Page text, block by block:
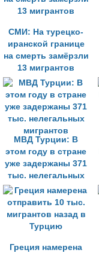
СМИ: На турецко-
иранской границе
на смерть замёрзли
13 мигрантов
МВД Турции: В
этом году в стране
уже задержаны 371
тыс. нелегальных
мигрантов
Греция намерена